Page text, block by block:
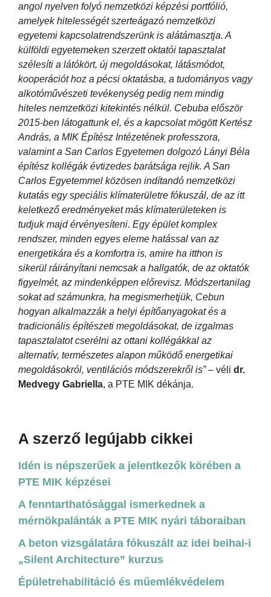
angol nyelven folyó nemzetközi képzési portfólió,
amelyek hitelességét szerteágazó nemzetközi
egyetemi kapcsolatrendszerünk is alátámasztja. A
külföldi egyetemeken szerzett oktatói tapasztalat
szélesíti a látókört, új megoldásokat, látásmódot,
kooperációt hoz a pécsi oktatásba, a tudományos vagy
alkotóművészeti tevékenység pedig nem mindig
hiteles nemzetközi kitekintés nélkül. Cebuba először
2015-ben látogattunk el, és a kapcsolat mögött Kertész
András, a MIK Építész Intézetének professzora,
valamint a San Carlos Egyetemen dolgozó Lányi Béla
építész kollégák évtizedes barátsága rejlik. A San
Carlos Egyetemmel közösen indítandó nemzetközi
kutatás egy speciális klímaterületre fókuszál, de az itt
keletkező eredményeket más klímaterületeken is
tudjuk majd érvényesíteni. Egy épület komplex
rendszer, minden egyes eleme hatással van az
energetikára és a komfortra is, amire ha itthon is
sikerül ráirányítani nemcsak a hallgatók, de az oktatók
figyelmét, az mindenképpen előrevisz. Módszertanilag
sokat ad számunkra, ha megismerhetjük, Cebun
hogyan alkalmazzák a helyi építőanyagokat és a
tradicionális építészeti megoldásokat, de izgalmas
tapasztalatot cserélni az ottani kollégákkal az
alternatív, természetes alapon működő energetikai
megoldásokról, ventilációs módszerekről is”– véli dr.
Medvegy Gabriella, a PTE MIK dékánja.
A szerző legújabb cikkei
Idén is népszerűek a jelentkezők körében a
PTE MIK képzései
A fenntarthatósággal ismerkednek a
mérnökpalánták a PTE MIK nyári táboraiban
A beton vizsgálatára fókuszált az idei beihai-i
„Silent Architecture” kurzus
Épületrehabilitáció és műemlékvédelem